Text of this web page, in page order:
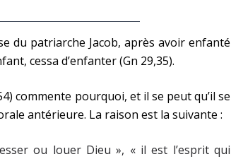
du patriarche Jacob, après avoir enfanté
cessa d’enfanter (Gn 29,35).
commente pourquoi, et il se peut qu’il se
antérieure. La raison est la suivante :
ou louer Dieu », « il est l’esprit qui